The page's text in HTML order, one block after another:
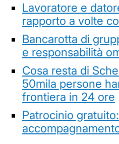
Lavoratore e
rapporto a volte
Bancarotta di
e responsabilità
Cosa resta di
50mila persone
frontiera in 24 ore
Patrocinio